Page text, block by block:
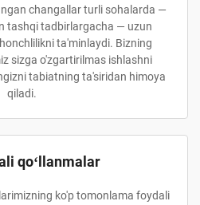
changallar turli sohalarda —
tashqi tadbirlargacha — uzun
ta'minlaydi. Bizning
sizga o'zgartirilmas ishlashni
tabiatning ta'siridan himoya
qiladi.
qoʻllanmalar
ko'p tomonlama foydali